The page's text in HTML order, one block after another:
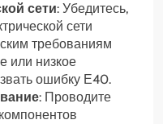
сети: Убедитесь,
сети
требованиям
или низкое
ошибку Е40.
: Проводите